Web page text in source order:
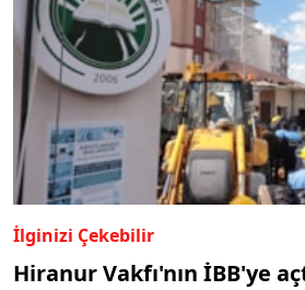
İlginizi Çekebilir
Hiranur Vakfı'nın İBB'ye